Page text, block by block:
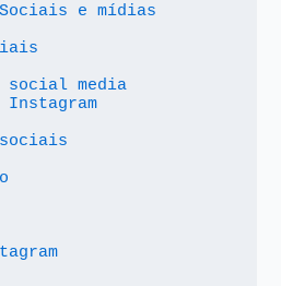
e mídias
social media
Instagram